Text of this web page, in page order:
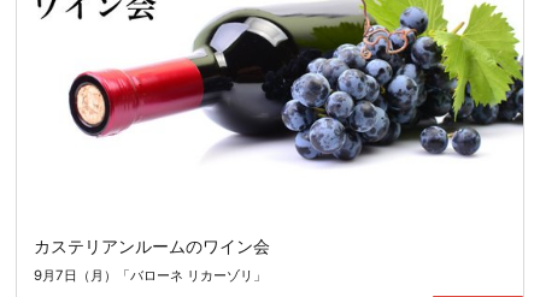
カステリアンルームのワイン会
9月7日（月）「バローネ リカーゾリ」